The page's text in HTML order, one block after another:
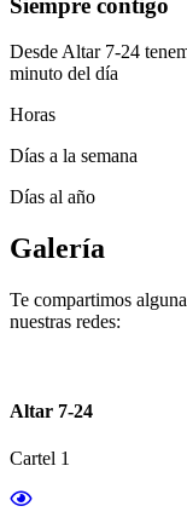
Siempre contigo
Desde Altar 7-24
minuto del día
Horas
Días a la semana
Días al año
Galería
Te compartimos
nuestras redes:
Altar 7-24
Cartel 1